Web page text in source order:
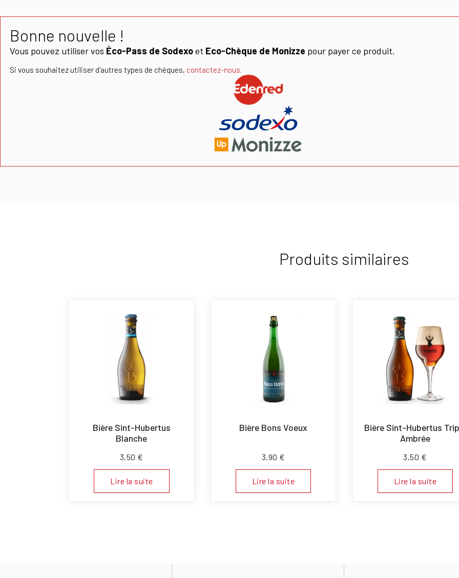
Bonne nouvelle !
Vous pouvez utiliser vos Éco-Pass de Sodexoet Eco-Chèque de Monizze pour payer ce produit.
Si vous souhaitez utiliser d’autres types de chèques, contactez-nous.
Produits similaires
Bière Sint-Hubertus
Blanche
3,50 €
Lire la suite
Bière Bons Voeux
3,90 €
Lire la suite
Bière Sint-Hubertus
Ambrée
3,50 €
Lire la suite